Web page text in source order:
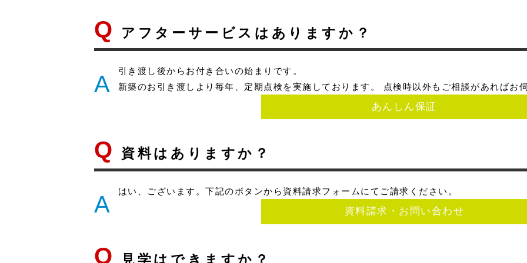
Q アフターサービスはありますか？
A
引き渡し後からお付き合いの始まりです。
新築のお引き渡しより毎年、定期点検を実施しております。 点検時以外もご相談があればお
あんしん保証
Q 資料はありますか？
A
はい、ございます。下記のボタンから資料請求フォームにてご請求ください。
資料請求・お問い合わせ
Q 見学はできますか？